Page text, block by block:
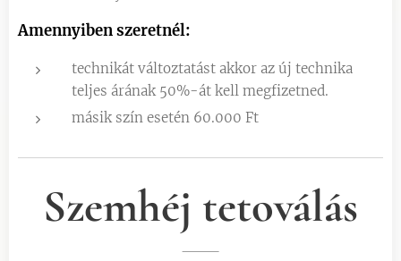
Amennyiben szeretnél:
technikát változtatást akkor az új technika
teljes árának 50%-át kell megfizetned.
másik szín esetén 60.000 Ft
Szemhéj tetoválás